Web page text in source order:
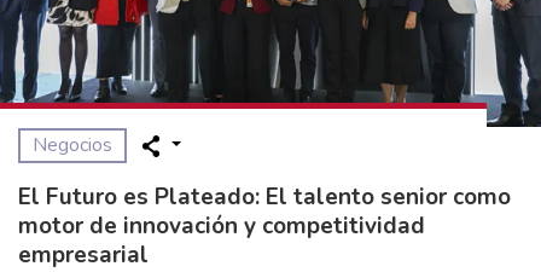
Negocios
El Futuro es Plateado: El talento senior como
motor de innovación y competitividad
empresarial